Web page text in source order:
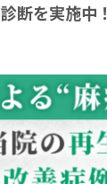
断を実施中！